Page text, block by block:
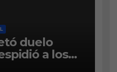
duelo
a los